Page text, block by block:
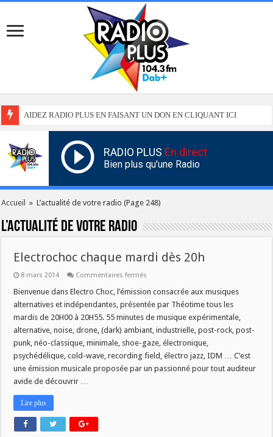
AIDEZ RADIO PLUS EN FAISANT UN DON EN CLIQUANT ICI
RADIO PLUS En direct
Bien plus qu'une Radio
Accueil » L’actualité de votre radio (Page 248)
L’actualité de votre radio
Electrochoc chaque mardi dès 20h
8 mars 2014 Commentaires fermés
chaque
dès
20h
Bienvenue dans Electro Choc, l’émission consacrée aux musiques
alternatives et indépendantes, présentée par Théotime tous les
mardis de 20H00 à 20H55. 55 minutes de musique expérimentale,
alternative, noise, drone, (dark) ambiant, industrielle, post-rock, post-
punk, néo-classique, minimale, shoe-gaze, électronique,
psychédélique, cold-wave, recording field, électro jazz, IDM … C’est
une émission musicale proposée par un passionné pour tout auditeur
avide de découvrir …
Lire plus